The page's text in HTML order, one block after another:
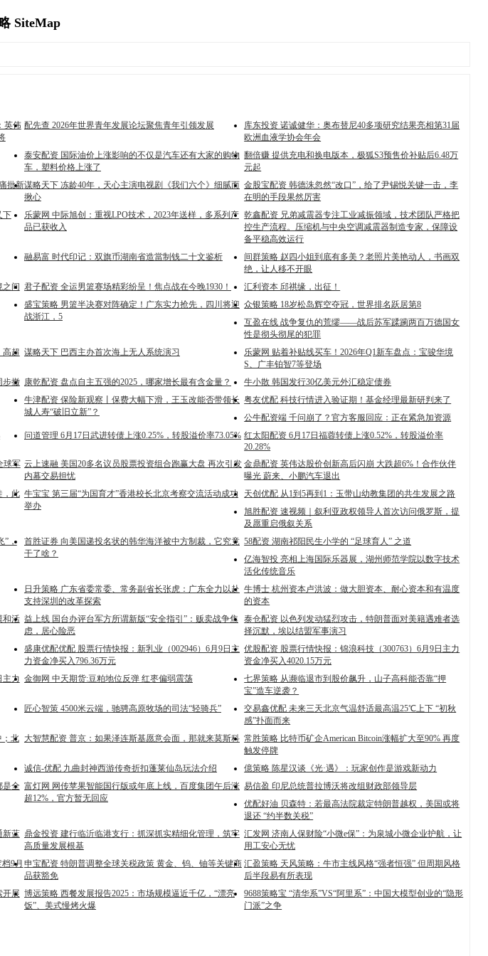
SiteMap
英伟 配先查 2026年世界青年发展论坛聚焦青年引领发展
库东投资 诺诚健华：奥布替尼40多项研究结果亮相第31届
欧洲血液学协会年会
泰安配资 国际油价上涨影响的不仅是汽车还有大家的购物
车，塑料价格上涨了
翻倍赚 提供充电和换电版本，极狐S3预售价补贴后6.48万
元起
批新谋略天下 冻龄40年，天心主演电视剧《我们六个》细腻而
揪心
金股宝配资 韩德洙忽然“改口”，给了尹锡悦关键一击，李
在明的手段果然厉害
下
乐蒙网 中际旭创：重视LPO技术，2023年送样，多系列产
品已获收入
乾鑫配资 兄弟减震器专注工业减振领域，技术团队严格把
控生产流程。压缩机与中央空调减震器制造专家，保障设
备平稳高效运行
融易富 时代印记：双旗币湖南省造當制钱二十文鉴析
间群策略 赵四小姐到底有多美？老照片美艳动人，书画双
绝，让人移不开眼
间 君子配资 全运男篮赛场精彩纷呈！焦点战在今晚1930！
汇利资本 邱祺缘，出征！
盛宝策略 男篮半决赛对阵确定！广东实力抢先，四川将迎
战浙江，5
众银策略 18岁松岛辉空夺冠，世界排名跃居第8
互盈在线 战争复仇的荒缪——战后苏军蹂躏两百万德国女
性是彻头彻尾的犯罪
高超 谋略天下 巴西主办首次海上无人系统演习
乐蒙网 贴着补贴线买车！2026年Q1新车盘点：宝骏华境
S、广丰铂智7等登场
步撤 康乾配资 盘点自主五强的2025，哪家增长最有含金量？
牛小散 韩国发行30亿美元外汇稳定债券
牛津配资 保险新观察丨保费大幅下滑，王玉改能否带领长
城人寿“破旧立新”？
粤友优配 科技行情进入验证期！基金经理最新研判来了
公牛配资端 千问崩了？官方客服回应：正在紧急加资源
问道管理 6月17日武进转债上涨0.25%，转股溢价率73.05% 红太阳配资 6月17日福蓉转债上涨0.52%，转股溢价率
20.28%
球军 云上速融 美国20多名议员股票投资组合跑赢大盘 再次引发
内幕交易担忧
金鼎配资 英伟达股价创新高后闪崩 大跌超6%！合作伙伴
曝光 蔚来、小鹏汽车退出
，此 牛宝宝 第三届“为国育才”香港校长北京考察交流活动成功
举办
天创优配 从1到5再到1：玉带山幼教集团的共生发展之路
旭胜配资 速视频｜叙利亚政权领导人首次访问俄罗斯，提
及愿重启俄叙关系
”，
首胜证券 向美国递投名状的韩华海洋被中方制裁，它究竟
干了啥？
58配资 湖南祁阳民生小学的 “足球育人” 之道
亿海智投 亮相上海国际乐器展，湖州师范学院以数字技术
活化传统音乐
日升策略 广东省委常委、常务副省长张虎：广东全力以赴
支持深圳的改革探索
牛博士 杭州资本卢洪波：做大胆资本、耐心资本和有温度
的资本
和活 益上线 国台办评台军方所谓新版“安全指引”：贩卖战争焦
虑，居心险恶
泰仓配资 以色列发动猛烈攻击，特朗普面对美籍遇难者选
择沉默，埃以结盟军事演习
盛康优配优配 股票行情快报：新乳业（002946）6月9日主
力资金净买入796.36万元
优股配资 股票行情快报：锦浪科技（300763）6月9日主力
资金净买入4020.15万元
主力 金御网 中天期货:豆粕地位反弹 红枣偏弱震荡
七界策略 从濒临退市到股价飙升，山子高科能否靠“押
宝”造车逆袭？
匠心智策 4500米云端，驰骋高原牧场的司法“轻骑兵”
交易鑫优配 未来三天北京气温舒适最高温25℃上下 “初秋
感”扑面而来
；北 大智慧配资 普京：如果泽连斯基愿意会面，那就来莫斯科 常胜策略 比特币矿企American Bitcoin涨幅扩大至90% 再度
触发停牌
诚信-优配 九曲封神西游传奇折扣蓬莱仙岛玩法介绍
億策略 陈星汉谈《光·遇》：玩家创作是游戏新动力
是全 富灯网 网传苹果智能国行版或年底上线，百度集团午后涨
超12%，官方暂无回应
易信盈 印尼总统普拉博沃将改组财政部领导层
优配好油 贝森特：若最高法院裁定特朗普越权，美国或将
退还 “约半数关税”
新蓝 鼎金投资 建行临沂临港支行：抓深抓实精细化管理，筑牢
高质量发展根基
汇发网 济南人保财险“小微e保”：为泉城小微企业护航，让
用工安心无忧
9月 申宝配资 特朗普调整全球关税政策 黄金、钨、铀等关键商
品获豁免
汇盈策略 天风策略：牛市主线风格“强者恒强” 但周期风格
后半段易有所表现
开展 博远策略 西餐发展报告2025：市场规模逼近千亿，“漂亮
饭”、美式慢烤火爆
9688策略宝 “清华系”VS“阿里系”：中国大模型创业的“隐形
门派”之争